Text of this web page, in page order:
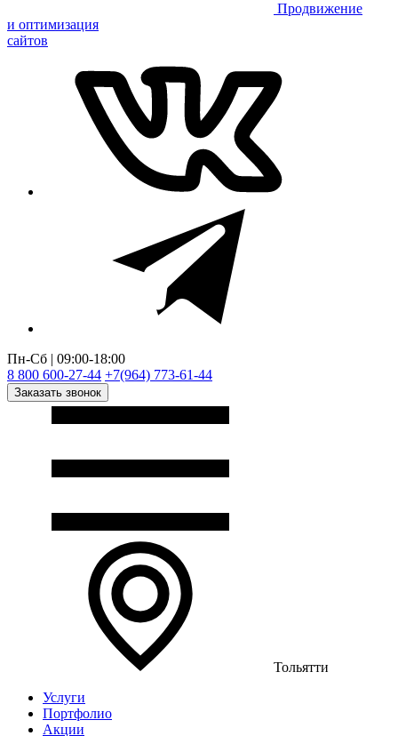
Продвижение
и оптимизация
сайтов
Пн-Сб | 09:00-18:00
8 800 600-27-44 +7(964) 773-61-44
Заказать звонок
Тольятти
Услуги
Портфолио
Акции